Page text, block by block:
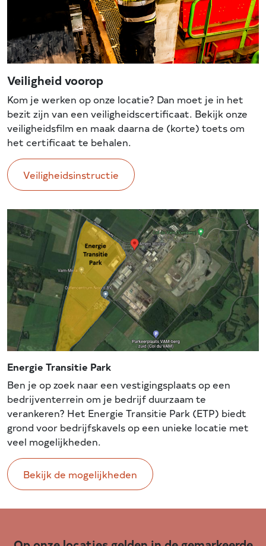
Veiligheid voorop
Kom je werken op onze locatie? Dan moet je in het
bezit zijn van een veiligheidscertificaat. Bekijk onze
veiligheidsfilm en maak daarna de (korte) toets om
het certificaat te behalen.
Veiligheidsinstructie
Energie Transitie Park
Ben je op zoek naar een vestigingsplaats op een
bedrijventerrein om je bedrijf duurzaam te
verankeren? Het Energie Transitie Park (ETP) biedt
grond voor bedrijfskavels op een unieke locatie met
veel mogelijkheden.
Bekijk de mogelijkheden